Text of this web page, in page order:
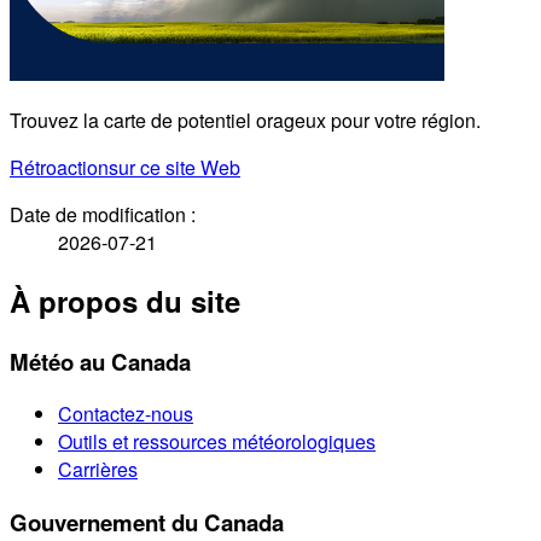
Trouvez la carte de potentiel orageux pour votre région.
Rétroactionsur ce site Web
Date de modification :
2026-07-21
À propos du site
Météo au Canada
Contactez-nous
Outils et ressources météorologiques
Carrières
Gouvernement du Canada